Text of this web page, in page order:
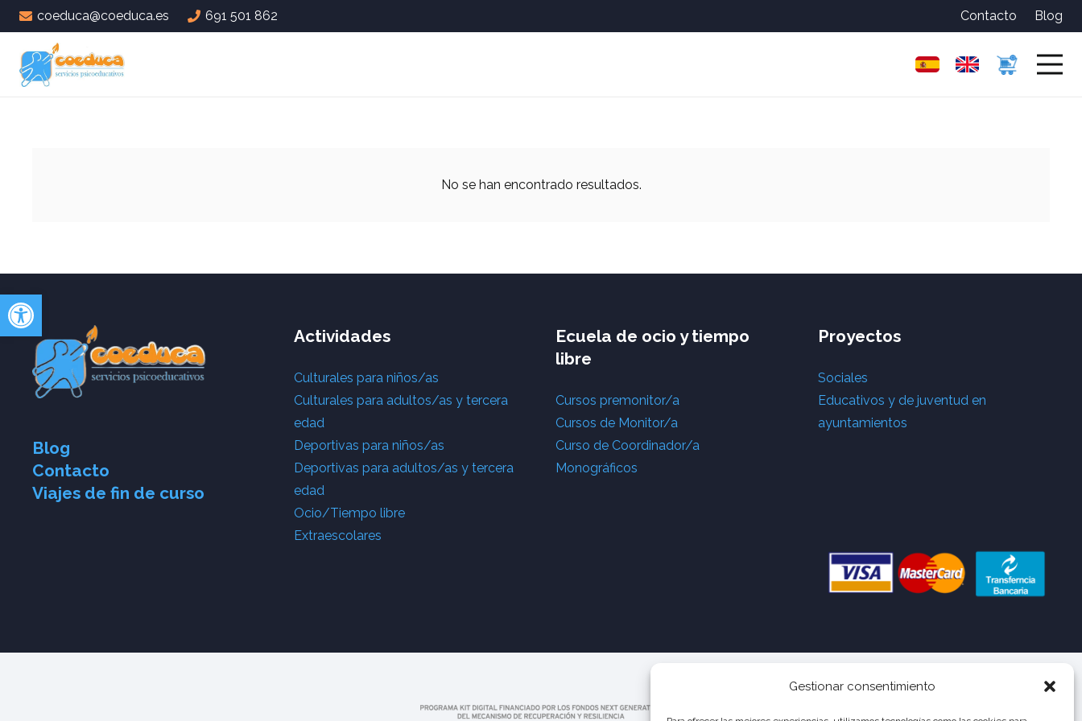
Abrir barra de herramientas
Gestionar consentimiento
coeduca@coeduca.es 691 501 862 Contacto Blog
No se han encontrado resultados.
Blog
Contacto
Viajes de fin de curso
Actividades
Culturales para niños/as
Culturales para adultos/as y tercera
edad
Deportivas para niños/as
Deportivas para adultos/as y tercera
edad
Ocio/Tiempo libre
Extraescolares
Ecuela de ocio y tiempo
libre
Cursos premonitor/a
Cursos de Monitor/a
Curso de Coordinador/a
Monográficos
Proyectos
Sociales
Educativos y de juventud en
ayuntamientos